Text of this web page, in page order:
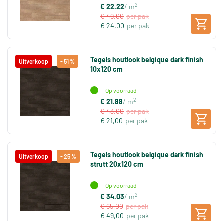
€ 22.22/ m2
€ 49,00 per pak
€ 24,00 per pak
Uitverkoop - 51 %
Tegels houtlook belgique dark finish
10x120 cm
Op voorraad
€ 21.88/ m2
€ 43,00 per pak
€ 21,00 per pak
Uitverkoop - 25 %
Tegels houtlook belgique dark finish
strutt 20x120 cm
Op voorraad
€ 34.03/ m2
€ 65,00 per pak
€ 49,00 per pak